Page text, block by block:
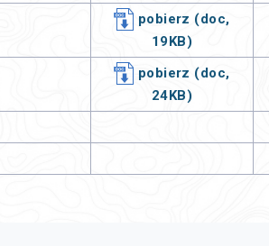
pobierz (doc,
19KB)
pobierz (doc,
24KB)